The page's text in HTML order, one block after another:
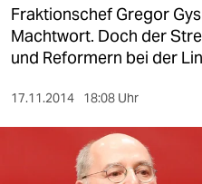
öko
Fraktionschef Gregor
Machtwort. Doch der
und Reformern bei der
17.11.2014 18:08 Uhr